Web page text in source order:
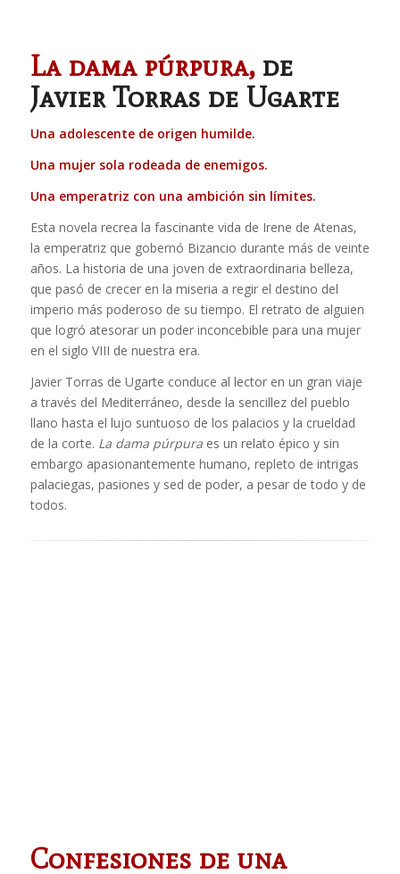
La dama púrpura,de
Javier Torras de Ugarte
Una adolescente de origen humilde.
Una mujer sola rodeada de enemigos.
Una emperatriz con una ambición sin límites.
Esta novela recrea la fascinante vida de Irene de Atenas,
la emperatriz que gobernó Bizancio durante más de veinte
años. La historia de una joven de extraordinaria belleza,
que pasó de crecer en la miseria a regir el destino del
imperio más poderoso de su tiempo. El retrato de alguien
que logró atesorar un poder inconcebible para una mujer
en el siglo VIII de nuestra era.
Javier Torras de Ugarte conduce al lector en un gran viaje
a través del Mediterráneo, desde la sencillez del pueblo
llano hasta el lujo suntuoso de los palacios y la crueldad
de la corte. La dama púrpuraes un relato épico y sin
embargo apasionantemente humano, repleto de intrigas
palaciegas, pasiones y sed de poder, a pesar de todo y de
todos.
Confesiones de una